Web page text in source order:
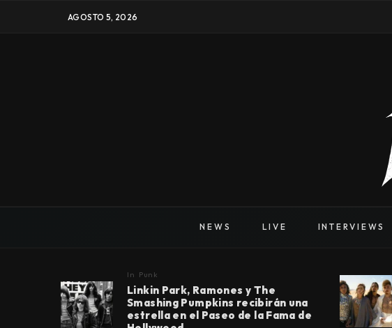
AGOSTO 5, 2026
NEWS LIVE INTERVIEWS
In Punk
Linkin Park, Ramones y The
Smashing Pumpkins recibirán una
estrella en el Paseo de la Fama de